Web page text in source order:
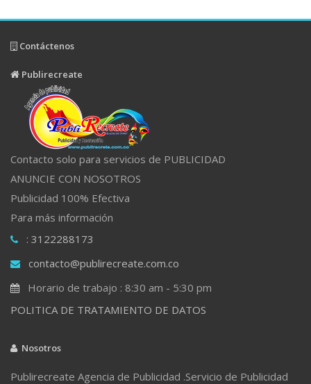
Contáctenos
Publirecreate
Contacto solo para servicios de PUBLICIDAD
ANUNCIE CON NOSOTROS
Publicidad 100% Efectiva
Para más información
: 3122288173
contacto@publirecreate.com.co
Horario de trabajo : 8:30 am - 5:30 pm
POLITICA DE TRATAMIENTO DE DATOS
Nosotros
Publirecreate Agencia de Publicidad .Servicio de Publicidad